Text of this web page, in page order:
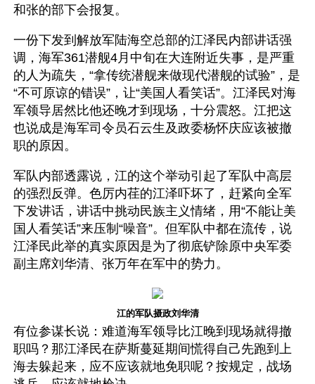
和张的部下会报复。
一份下发到解放军陆海空总部的江泽民内部讲话强
调，海军361潜舰4月中旬在大连附近失事，是严重
的人为疏失，“拿传统潜舰来做现代潜舰的试验”，是
“不可原谅的错误”，让“美国人看笑话”。江泽民对海
军领导居然比他还晚才到现场，十分震怒。江把这
也说成是海军司令员石云生及政委杨怀庆应该被撤
职的原因。
军队内部透露说，江的这个举动引起了军队中高层
的强烈反弹。色厉内荏的江泽吓坏了，赶紧向全军
下发讲话，讲话中挑动民族主义情绪，用“不能让美
国人看笑话”来压制“噪音”。但军队中都在流传，说
江泽民此举的真实原因是为了彻底铲除原中央军委
副主席刘华清、张万年在军中的势力。
江的军队摄政刘华清
有位参谋长说：难道海军领导比江晚到现场就得撤
职吗？那江泽民在萨斯蔓延期间慌得自己先跑到上
海去躲起来，应不应该就地免职呢？按规定，战场